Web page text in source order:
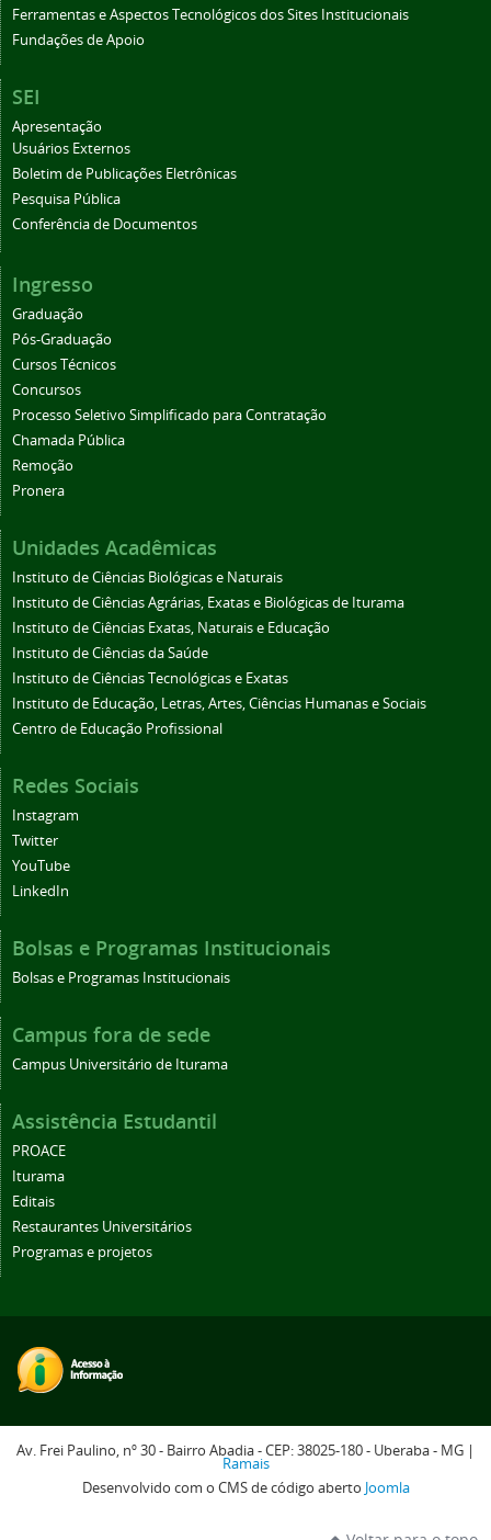
Ferramentas e Aspectos Tecnológicos dos Sites Institucionais
Fundações de Apoio
SEI
Apresentação
Usuários Externos
Boletim de Publicações Eletrônicas
Pesquisa Pública
Conferência de Documentos
Ingresso
Graduação
Pós-Graduação
Cursos Técnicos
Concursos
Processo Seletivo Simplificado para Contratação
Chamada Pública
Remoção
Pronera
Unidades Acadêmicas
Instituto de Ciências Biológicas e Naturais
Instituto de Ciências Agrárias, Exatas e Biológicas de Iturama
Instituto de Ciências Exatas, Naturais e Educação
Instituto de Ciências da Saúde
Instituto de Ciências Tecnológicas e Exatas
Instituto de Educação, Letras, Artes, Ciências Humanas e Sociais
Centro de Educação Profissional
Redes Sociais
Instagram
Twitter
YouTube
LinkedIn
Bolsas e Programas Institucionais
Bolsas e Programas Institucionais
Campus fora de sede
Campus Universitário de Iturama
Assistência Estudantil
PROACE
Iturama
Editais
Restaurantes Universitários
Programas e projetos
Av. Frei Paulino, nº 30 - Bairro Abadia - CEP: 38025-180 - Uberaba - MG |
Ramais
Desenvolvido com o CMS de código aberto Joomla